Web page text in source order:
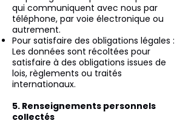
qui communiquent avec nous par
téléphone, par voie électronique ou
autrement.
Pour satisfaire des obligations légales :
Les données sont récoltées pour
satisfaire à des obligations issues de
lois, règlements ou traités
internationaux.
5. Renseignements personnels
collectés